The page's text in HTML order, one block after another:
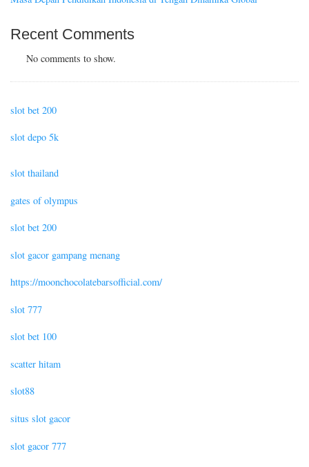
Recent Comments
No comments to show.
slot bet 200
slot depo 5k
slot thailand
gates of olympus
slot bet 200
slot gacor gampang menang
https://moonchocolatebarsofficial.com/
slot 777
slot bet 100
scatter hitam
slot88
situs slot gacor
slot gacor 777